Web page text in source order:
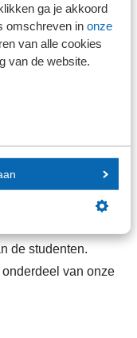
ga je akkoord
omschreven in onze
van alle cookies
van de website.
zit in de
kantoren. Door
groot. Wij rouleren
kantoren. Zo
doen. Via de
de studenten.
van onze